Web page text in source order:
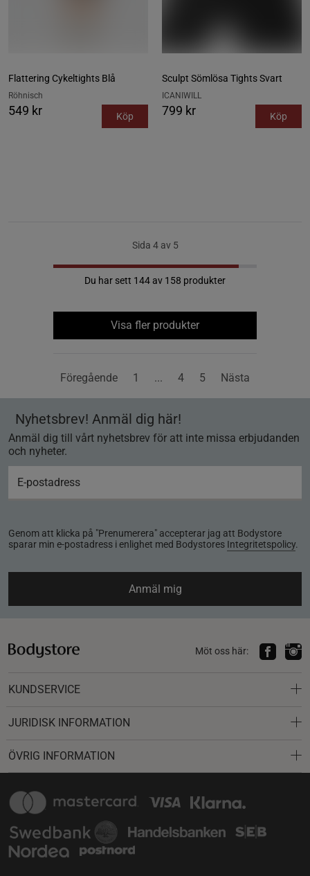
Flattering Cykeltights Blå
Röhnisch
549 kr Köp
Sculpt Sömlösa Tights Svart
ICANIWILL
799 kr Köp
Sida 4 av 5
Du har sett 144 av 158 produkter
Visa fler produkter
Föregående 1 ... 4 5 Nästa
Nyhetsbrev! Anmäl dig här!
Anmäl dig till vårt nyhetsbrev för att inte missa erbjudanden
och nyheter.
Genom att klicka på "Prenumerera" accepterar jag att Bodystore
sparar min e-postadress i enlighet med Bodystores Integritetspolicy.
Anmäl mig
Möt oss här:
KUNDSERVICE
JURIDISK INFORMATION
ÖVRIG INFORMATION